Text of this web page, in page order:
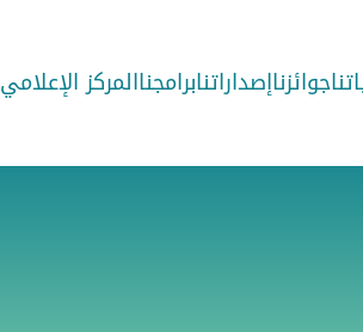
جوائزناإصداراتنابرامجناالمركز الإعلامي